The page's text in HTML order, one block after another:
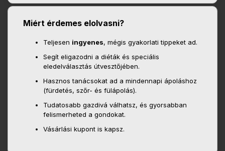
Miért érdemes elolvasni?
Teljesen ingyenes, mégis gyakorlati tippeket ad.
Segít eligazodni a diéták és speciális
eledelválasztás útvesztőjében.
Hasznos tanácsokat ad a mindennapi ápoláshoz
(fürdetés, szőr- és fülápolás).
Tudatosabb gazdivá válhatsz, és gyorsabban
felismerheted a gondokat.
Vásárlási kupont is kapsz.